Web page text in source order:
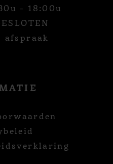
- 18:00u
afspraak